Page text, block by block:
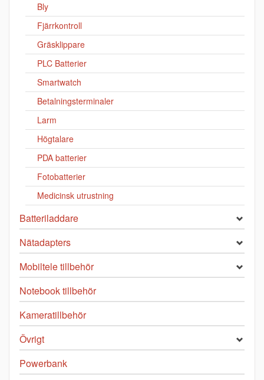
Bly
Fjärrkontroll
Gräsklippare
PLC Batterier
Smartwatch
Betalningsterminaler
Larm
Högtalare
PDA batterier
Fotobatterier
Medicinsk utrustning
Batteriladdare
Nätadapters
Mobiltele tillbehör
Notebook tillbehör
Kameratillbehör
Övrigt
Powerbank